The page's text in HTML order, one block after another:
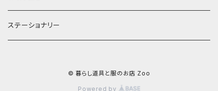
靴・くつした
スタイ・エプロン
ステーショナリー
© 暮らし道具と服のお店 Zoo
Powered by